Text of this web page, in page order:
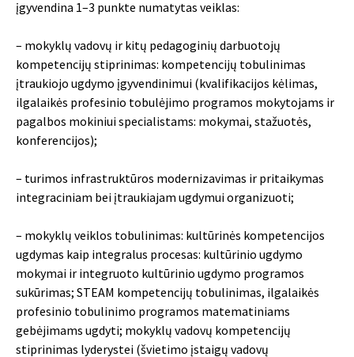
įgyvendina 1–3 punkte numatytas veiklas:
– mokyklų vadovų ir kitų pedagoginių darbuotojų
kompetencijų stiprinimas: kompetencijų tobulinimas
įtraukiojo ugdymo įgyvendinimui (kvalifikacijos kėlimas,
ilgalaikės profesinio tobulėjimo programos mokytojams ir
pagalbos mokiniui specialistams: mokymai, stažuotės,
konferencijos);
– turimos infrastruktūros modernizavimas ir pritaikymas
integraciniam bei įtraukiajam ugdymui organizuoti;
– mokyklų veiklos tobulinimas: kultūrinės kompetencijos
ugdymas kaip integralus procesas: kultūrinio ugdymo
mokymai ir integruoto kultūrinio ugdymo programos
sukūrimas; STEAM kompetencijų tobulinimas, ilgalaikės
profesinio tobulinimo programos matematiniams
gebėjimams ugdyti; mokyklų vadovų kompetencijų
stiprinimas lyderystei (švietimo įstaigų vadovų